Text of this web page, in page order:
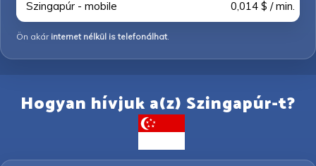
Szingapúr - mobile 0,014 $ / min.
Ön akár internet nélkül is telefonálhat.
Hogyan hívjuk a(z) Szingapúr-t?